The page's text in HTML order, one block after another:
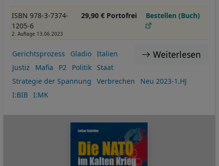
ISBN 978-3-7374-
1205-6
2. Auflage 13.06.2023
29,90 € Portofrei Bestellen (Buch)
Weiterlesen
Gerichtsprozess Gladio
Italien
Justiz
Mafia P2 Politik
Staat
Strategie der Spannung
Verbrechen
Neu 2023-1.HJ
I:BIB
I:MK